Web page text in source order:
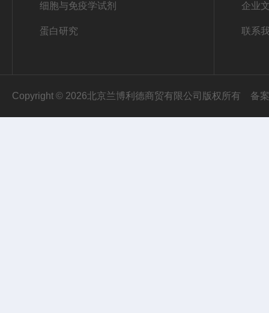
细胞与免疫学试剂
蛋白研究
企业
联系
Copyright © 2026北京兰博利德商贸有限公司版权所有 备